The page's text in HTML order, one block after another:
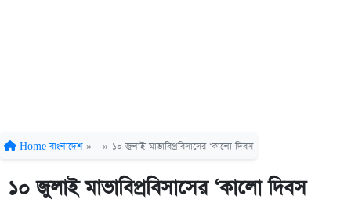
Home বাংলাদেশ » » ‎১০ জুলাই মাভাবিপ্রবিসাসের ‘কালো দিবস
‎১০ জুলাই মাভাবিপ্রবিসাসের ‘কালো দিবস